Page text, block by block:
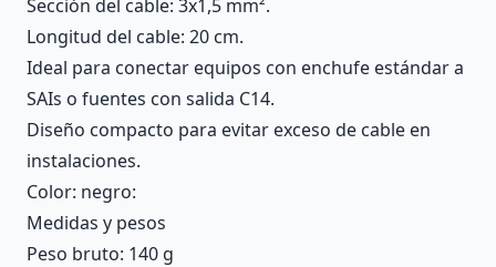
Sección del cable: 3x1,5 mm².
Longitud del cable: 20 cm.
Ideal para conectar equipos con enchufe estándar a
SAIs o fuentes con salida C14.
Diseño compacto para evitar exceso de cable en
instalaciones.
Color: negro:
Medidas y pesos
Peso bruto: 140 g